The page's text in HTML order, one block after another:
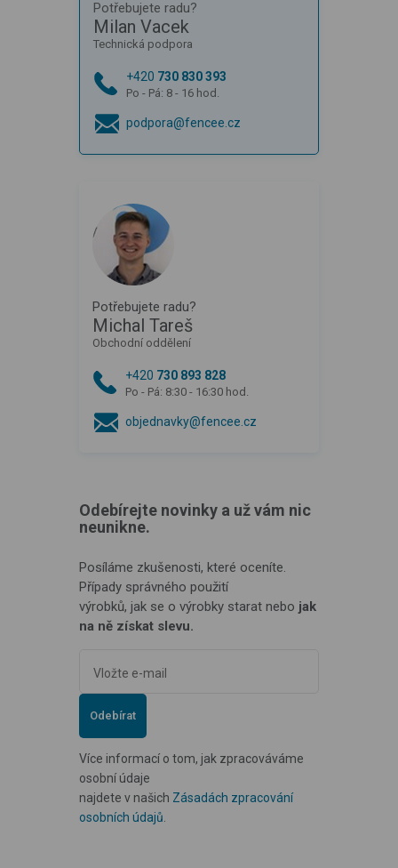
Potřebujete radu?
Milan Vacek
Technická podpora
+420 730 830 393
Po - Pá: 8 - 16 hod.
podpora@fencee.cz
Potřebujete radu?
Michal Tareš
Obchodní oddělení
+420 730 893 828
Po - Pá: 8:30 - 16:30 hod.
objednavky@fencee.cz
Odebírejte novinky a už vám nic
neunikne.
Posíláme zkušenosti, které oceníte.
Případy správného použití
výrobků, jak se o výrobky starat nebo jak
na ně získat slevu.
Odebírat
Více informací o tom, jak zpracováváme
osobní údaje
najdete v našich Zásadách zpracování
osobních údajů